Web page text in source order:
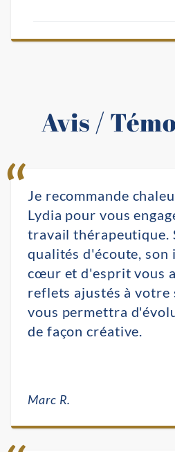
Avis /
Je recommande
Lydia pour vous
travail thérapeutique.
qualités d'écoute, son
cœur et d'esprit vous
reflets ajustés à
vous permettra
de façon créative.
Marc R.